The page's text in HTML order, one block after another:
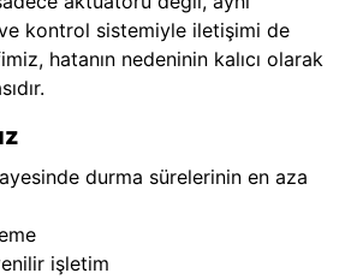
kontrol sistemiyle iletişimi de
hatanın nedeninin kalıcı olarak
durma sürelerinin en aza
işletim